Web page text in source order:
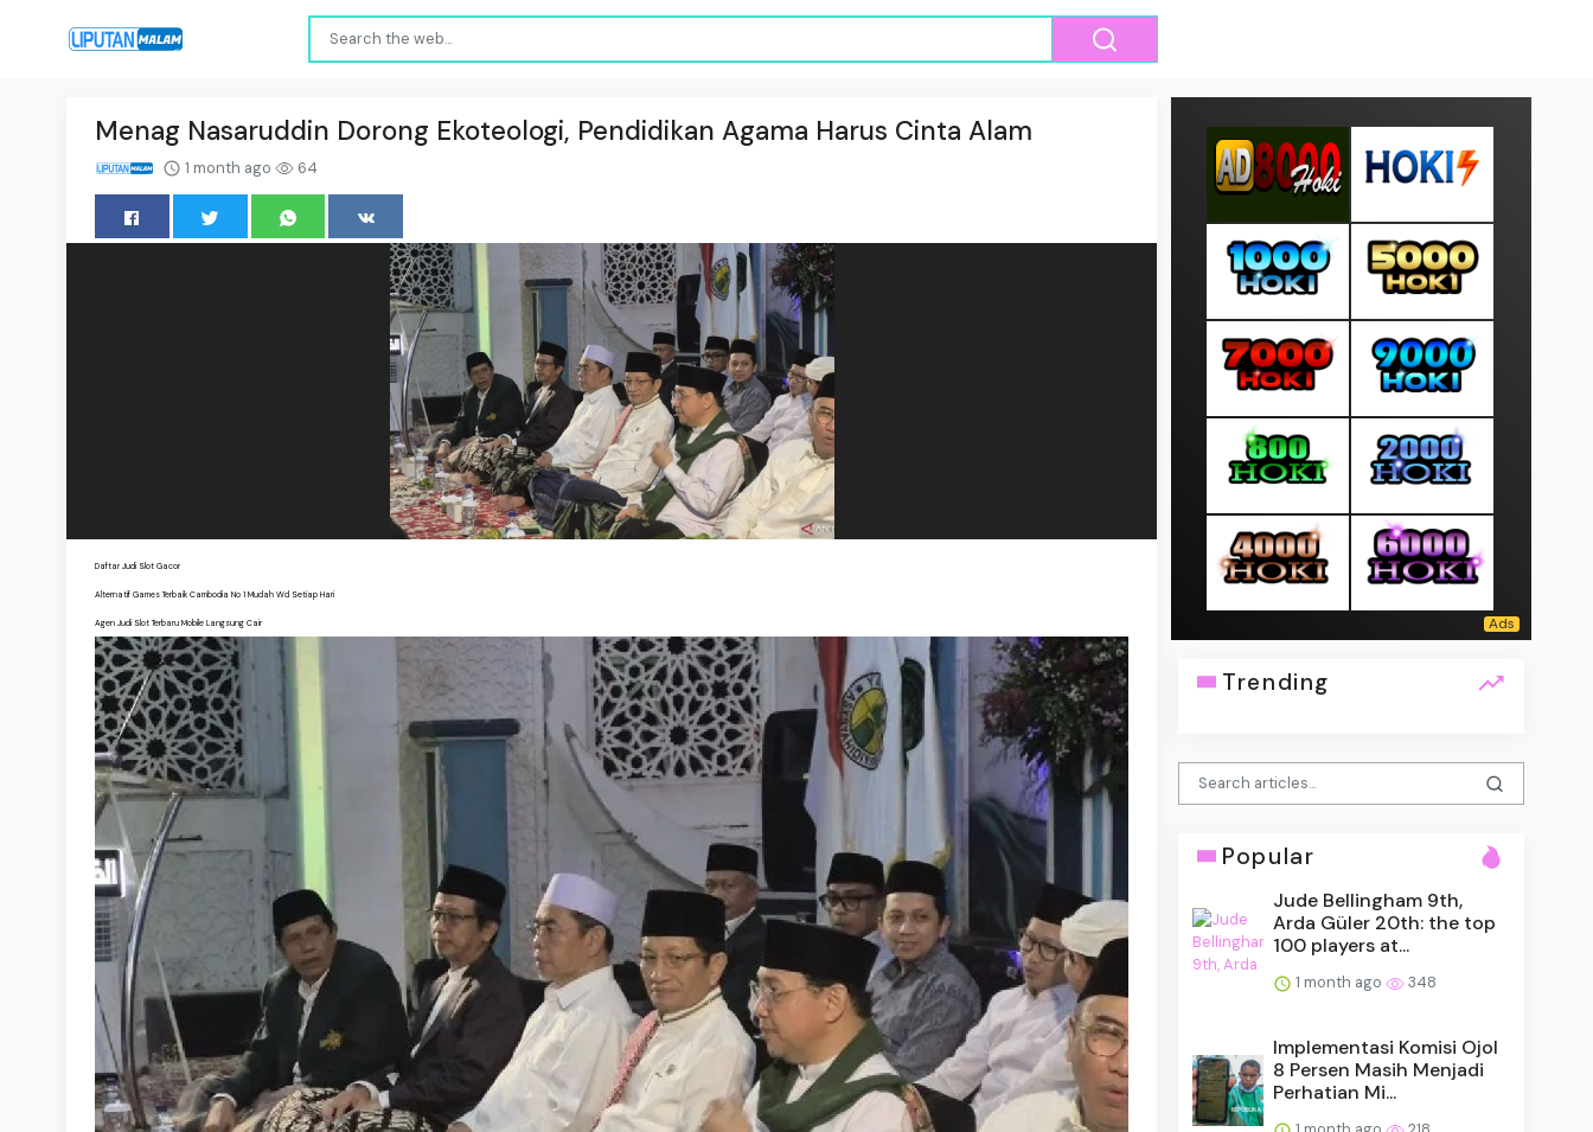
Menag Nasaruddin Dorong Ekoteologi, Pendidikan Agama Harus Cinta Alam
1 month ago 64
Daftar Judi Slot Gacor
Alternatif Games Terbaik Cambodia No 1 Mudah Wd Setiap Hari
Agen Judi Slot Terbaru Mobile Langsung Cair
Trending
Popular
Jude Bellingham 9th,
Arda Güler 20th: the top
100 players at...
1 month ago 348
Implementasi Komisi Ojol
8 Persen Masih Menjadi
Perhatian Mi...